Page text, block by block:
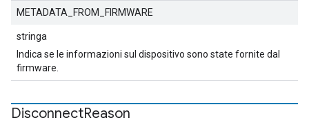
METADATA_FROM_FIRMWARE
stringa
Indica se le informazioni sul dispositivo sono state fornite dal
firmware.
DisconnectReason